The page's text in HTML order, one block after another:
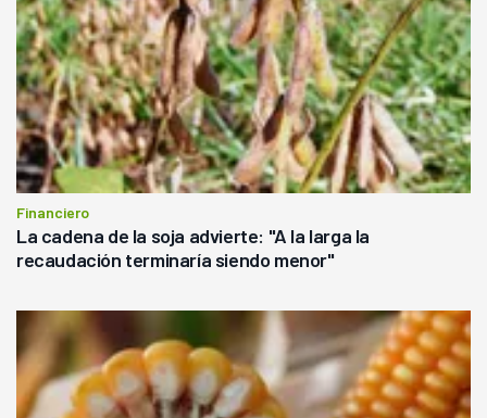
Financiero
La cadena de la soja advierte: "A la larga la
recaudación terminaría siendo menor"